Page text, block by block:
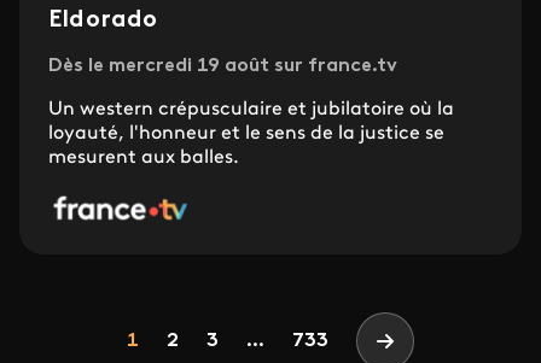
Eldorado
Dès le mercredi 19 août sur france.tv
Un western crépusculaire et jubilatoire où la
loyauté, l'honneur et le sens de la justice se
mesurent aux balles.
Page
1 Page
2 Page
3 ... 733 Page suivante